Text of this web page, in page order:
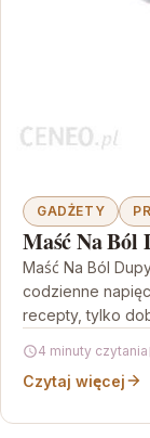
GADŻETY
Maść Na Ból
Maść Na Ból
codzienne
recepty, tylko
4 minuty czytania
Czytaj więcej